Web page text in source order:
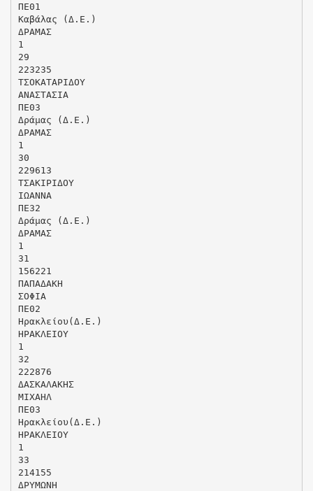
ΠΕ01
Καβάλας (Δ.Ε.)
ΔΡΑΜΑΣ
1
29
223235
ΤΣΟΚΑΤΑΡΙΔΟΥ
ΑΝΑΣΤΑΣΙΑ
ΠΕ03
Δράμας (Δ.Ε.)
ΔΡΑΜΑΣ
1
30
229613
ΤΣΑΚΙΡΙΔΟΥ
ΙΩΑΝΝΑ
ΠΕ32
Δράμας (Δ.Ε.)
ΔΡΑΜΑΣ
1
31
156221
ΠΑΠΑΔΑΚΗ
ΣΟΦΙΑ
ΠΕ02
Ηρακλείου(Δ.Ε.)
ΗΡΑΚΛΕΙΟΥ
1
32
222876
ΔΑΣΚΑΛΑΚΗΣ
ΜΙΧΑΗΛ
ΠΕ03
Ηρακλείου(Δ.Ε.)
ΗΡΑΚΛΕΙΟΥ
1
33
214155
ΔΡΥΜΩΝΗ